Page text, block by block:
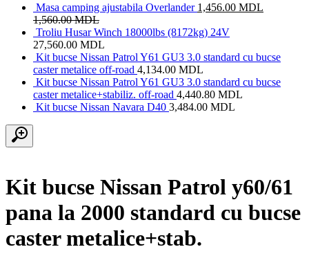
Masa camping ajustabila Overlander 1,456.00 MDL
1,560.00MDL
Troliu Husar Winch 18000lbs (8172kg) 24V
27,560.00 MDL
Kit bucse Nissan Patrol Y61 GU3 3.0 standard cu bucse
caster metalice off-road 4,134.00 MDL
Kit bucse Nissan Patrol Y61 GU3 3.0 standard cu bucse
caster metalice+stabiliz. off-road 4,440.80 MDL
Kit bucse Nissan Navara D40 3,484.00 MDL
Kit bucse Nissan Patrol y60/61
pana la 2000 standard cu bucse
caster metalice+stab.